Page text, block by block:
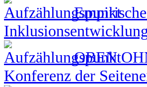
OBEN
Konferenz der